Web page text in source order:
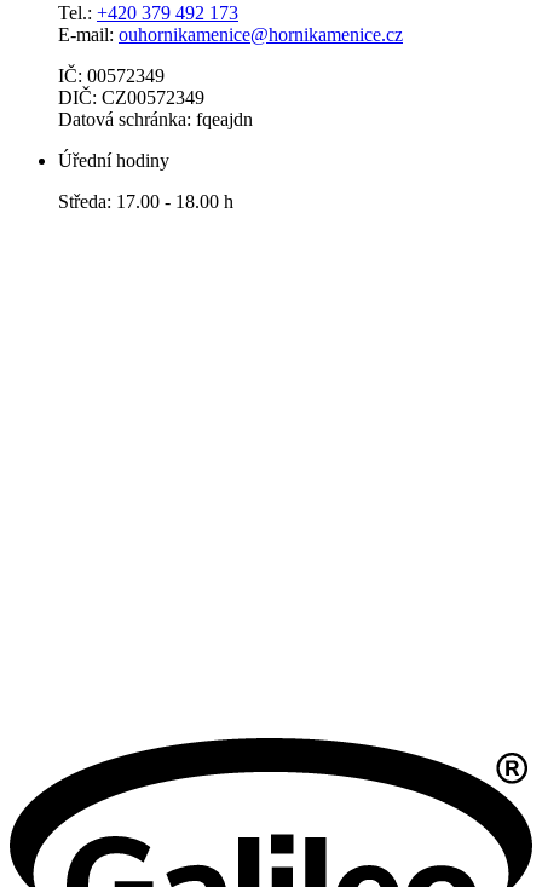
Tel.: +420 379 492 173
E-mail: ouhornikamenice@hornikamenice.cz
IČ: 00572349
DIČ: CZ00572349
Datová schránka: fqeajdn
Úřední hodiny
Středa: 17.00 - 18.00 h